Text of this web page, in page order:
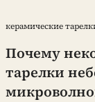
керамические
Почему
тарелки